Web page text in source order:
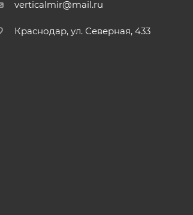
verticalmir@mail.ru
Краснодар, ул. Северная, 433